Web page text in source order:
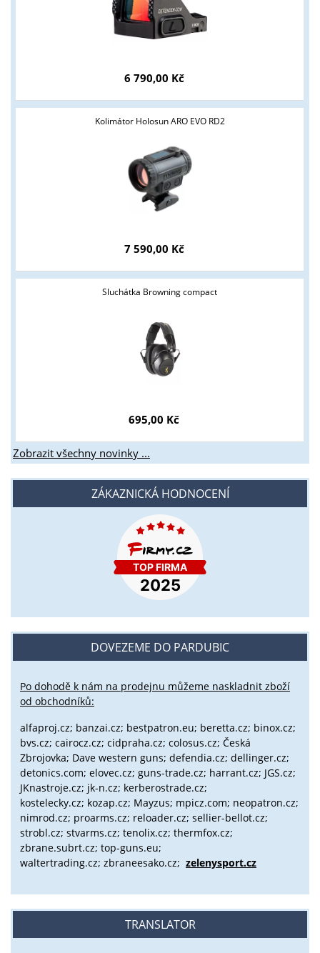
6 790,00 Kč
Kolimátor Holosun ARO EVO RD2
7 590,00 Kč
Sluchátka Browning compact
695,00 Kč
Zobrazit všechny novinky ...
ZÁKAZNICKÁ HODNOCENÍ
DOVEZEME DO PARDUBIC
Po dohodě k nám na prodejnu můžeme naskladnit zboží
od obchodníků:
alfaproj.cz; banzai.cz; bestpatron.eu; beretta.cz; binox.cz;
bvs.cz; cairocz.cz; cidpraha.cz; colosus.cz; Česká
Zbrojovka; Dave western guns; defendia.cz; dellinger.cz;
detonics.com; elovec.cz; guns-trade.cz; harrant.cz; JGS.cz;
JKnastroje.cz; jk-n.cz; kerberostrade.cz;
kostelecky.cz; kozap.cz; Mayzus; mpicz.com; neopatron.cz;
nimrod.cz; proarms.cz; reloader.cz; sellier-bellot.cz;
strobl.cz; stvarms.cz; tenolix.cz; thermfox.cz;
zbrane.subrt.cz; top-guns.eu;
waltertrading.cz; zbraneesako.cz; zelenysport.cz
TRANSLATOR
Tyto stránky jsou určeny pouze odborné veřejnosti od 18 let a
podmínky?
ANO NE